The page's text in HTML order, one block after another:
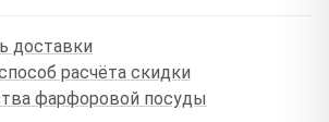
доставки
расчёта скидки
фарфоровой посуды